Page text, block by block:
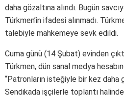
daha gözaltına alındı. Bugün
Türkmen’in ifadesi alınmadı.
talebiyle mahkemeye sevk edildi.
Cuma günü (14 Şubat) evinden
Türkmen, dün sanal medya
“Patronların isteğiyle bir kez daha
Sendikada işçilerle toplantı